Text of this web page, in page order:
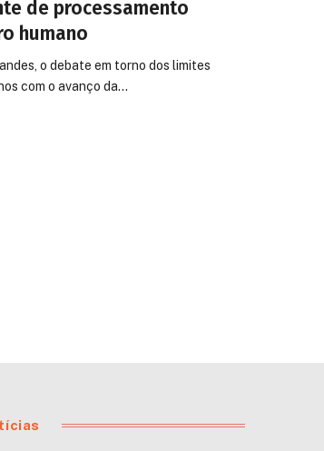
de processamento
humano
o debate em torno dos limites
com o avanço da…